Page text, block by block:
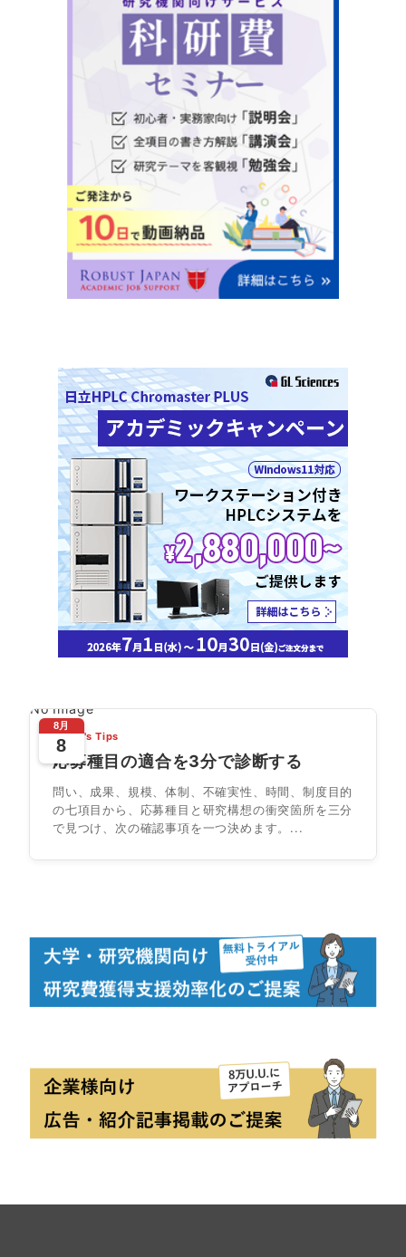
No Image
8月
8
Today's Tips
応募種目の適合を3分で診断する
問い、成果、規模、体制、不確実性、時間、制度目的
の七項目から、応募種目と研究構想の衝突箇所を三分
で見つけ、次の確認事項を一つ決めます。...